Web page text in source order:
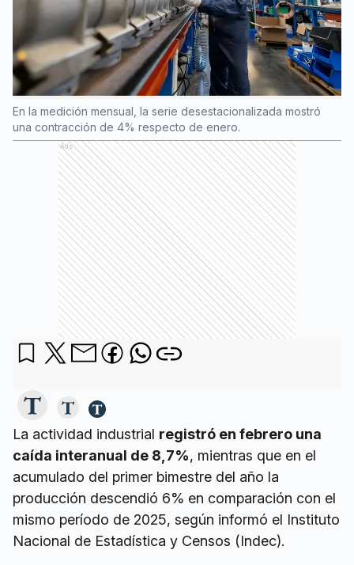
En la medición mensual, la serie desestacionalizada mostró
una contracción de 4% respecto de enero.
Ads
La actividad industrial registró en febrero una
caída interanual de 8,7%, mientras que en el
acumulado del primer bimestre del año la
producción descendió 6% en comparación con el
mismo período de 2025, según informó el Instituto
Nacional de Estadística y Censos (Indec).